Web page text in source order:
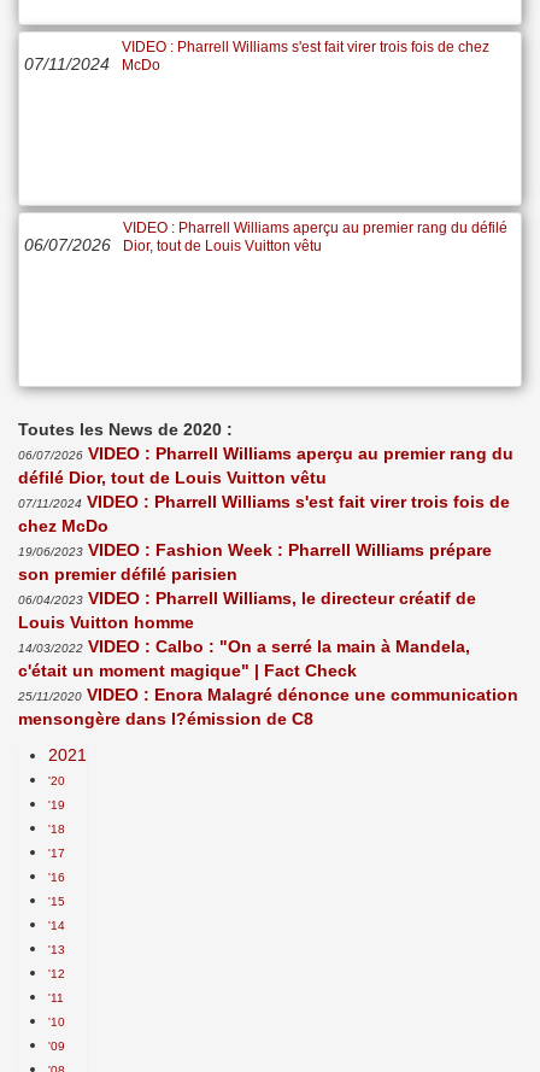
07/11/2024
VIDEO : Pharrell Williams s'est fait virer trois fois de chez
McDo
06/07/2026
VIDEO : Pharrell Williams aperçu au premier rang du défilé
Dior, tout de Louis Vuitton vêtu
Toutes les News de 2020 :
06/07/2026 VIDEO : Pharrell Williams aperçu au premier rang du
défilé Dior, tout de Louis Vuitton vêtu
07/11/2024 VIDEO : Pharrell Williams s'est fait virer trois fois de
chez McDo
19/06/2023 VIDEO : Fashion Week : Pharrell Williams prépare
son premier défilé parisien
06/04/2023 VIDEO : Pharrell Williams, le directeur créatif de
Louis Vuitton homme
14/03/2022 VIDEO : Calbo : "On a serré la main à Mandela,
c'était un moment magique" | Fact Check
25/11/2020 VIDEO : Enora Malagré dénonce une communication
mensongère dans l?émission de C8
2021
'20
'19
'18
'17
'16
'15
'14
'13
'12
'11
'10
'09